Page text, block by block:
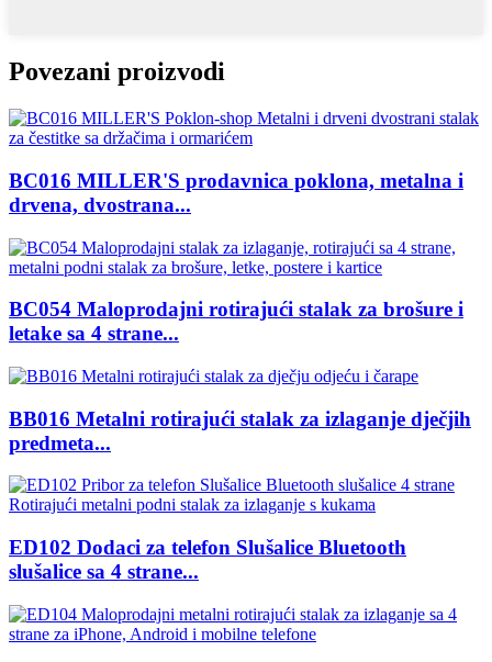
Povezani proizvodi
BC016 MILLER'S prodavnica poklona, ​​metalna i
drvena, dvostrana...
BC054 Maloprodajni rotirajući stalak za brošure i
letake sa 4 strane...
BB016 Metalni rotirajući stalak za izlaganje dječjih
predmeta...
ED102 Dodaci za telefon Slušalice Bluetooth
slušalice sa 4 strane...